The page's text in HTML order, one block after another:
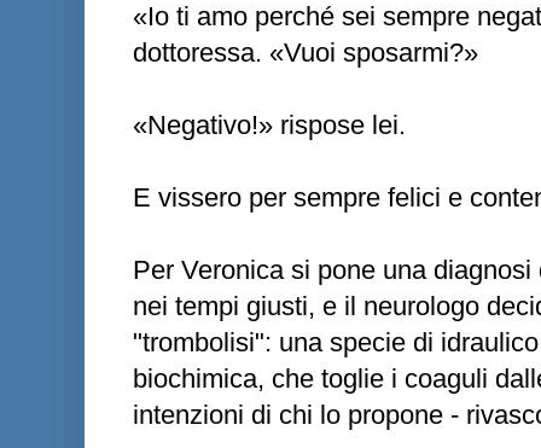
«Io ti amo perché sei sempre
dottoressa. «Vuoi sposarmi?»
«Negativo!» rispose lei.
E vissero per sempre felici e
Per Veronica si pone una
nei tempi giusti, e il neurologo
"trombolisi": una specie di
biochimica, che toglie i coaguli
intenzioni di chi lo propone -